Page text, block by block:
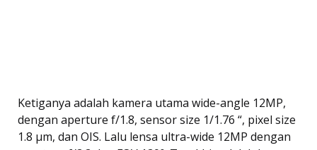
Ketiganya adalah kamera utama wide-angle 12MP,
dengan aperture f/1.8, sensor size 1/1.76 “, pixel size
1.8 µm, dan OIS. Lalu lensa ultra-wide 12MP dengan